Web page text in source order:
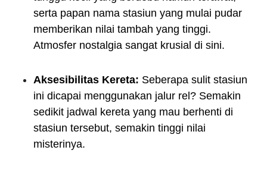
serta papan nama stasiun yang mulai pudar
memberikan nilai tambah yang tinggi.
Atmosfer nostalgia sangat krusial di sini.
Aksesibilitas Kereta: Seberapa sulit stasiun
ini dicapai menggunakan jalur rel? Semakin
sedikit jadwal kereta yang mau berhenti di
stasiun tersebut, semakin tinggi nilai
misterinya.